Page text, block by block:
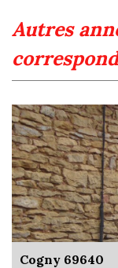
autres annonces immobilières
Cogny 69640